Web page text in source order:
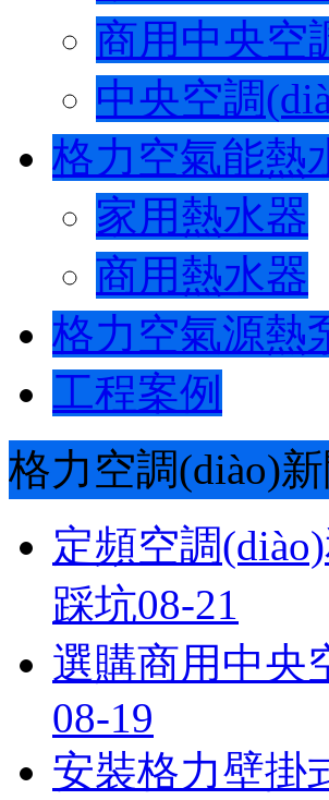
商用中央空
中央空調
格力空氣能熱
家用熱水器
商用熱水器
格力空氣源熱
工程案例
格力空調(diào)
定頻空調
踩坑08-21
選購商用中央
08-19
安裝格力壁掛